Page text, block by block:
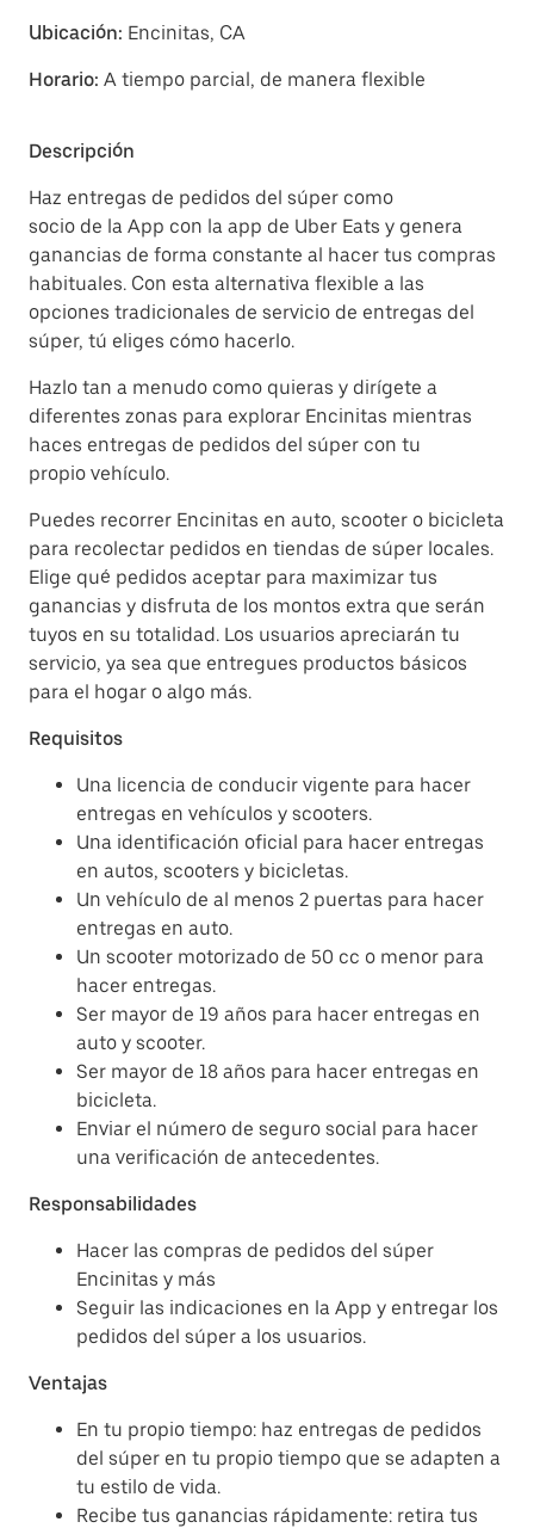
Ubicación: Encinitas, CA
Horario: A tiempo parcial, de manera flexible
Descripción
Haz entregas de pedidos del súper como
socio de la App con la app de Uber Eats y genera
ganancias de forma constante al hacer tus compras
habituales. Con esta alternativa flexible a las
opciones tradicionales de servicio de entregas del
súper, tú eliges cómo hacerlo.
Hazlo tan a menudo como quieras y dirígete a
diferentes zonas para explorar Encinitas mientras
haces entregas de pedidos del súper con tu
propio vehículo.
Puedes recorrer Encinitas en auto, scooter o bicicleta
para recolectar pedidos en tiendas de súper locales.
Elige qué pedidos aceptar para maximizar tus
ganancias y disfruta de los montos extra que serán
tuyos en su totalidad. Los usuarios apreciarán tu
servicio, ya sea que entregues productos básicos
para el hogar o algo más.
Requisitos
Una licencia de conducir vigente para hacer
entregas en vehículos y scooters.
Una identificación oficial para hacer entregas
en autos, scooters y bicicletas.
Un vehículo de al menos 2 puertas para hacer
entregas en auto.
Un scooter motorizado de 50 cc o menor para
hacer entregas.
Ser mayor de 19 años para hacer entregas en
auto y scooter.
Ser mayor de 18 años para hacer entregas en
bicicleta.
Enviar el número de seguro social para hacer
una verificación de antecedentes.
Responsabilidades
Hacer las compras de pedidos del súper
Encinitas y más
Seguir las indicaciones en la App y entregar los
pedidos del súper a los usuarios.
Ventajas
En tu propio tiempo: haz entregas de pedidos
del súper en tu propio tiempo que se adapten a
tu estilo de vida.
Recibe tus ganancias rápidamente: retira tus